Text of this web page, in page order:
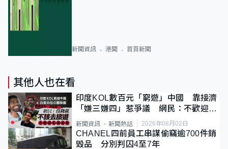
新聞資訊 港聞 首頁新聞
其他人也在看
印度KOL數百元「窮遊」中國 靠接濟
「嫌三嫌四」惹爭議 網民：不歡迎劣
質旅客
新聞資訊 新聞熱話 2026年08月02日
CHANEL四前員工串謀偷竊逾700件銷
毀品 分別判囚4至7年